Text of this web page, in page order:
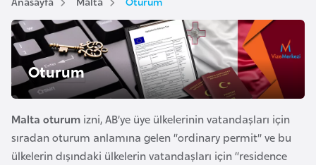
i
z
e
İ
ş
l
e
m
l
i
Oturum
Malta oturum izni, AB’ye üye ülkelerinin vatandaşları için
sıradan oturum anlamına gelen “ordinary permit” ve bu
ülkelerin dışındaki ülkelerin vatandaşları için “residence
A
v
u
t
u